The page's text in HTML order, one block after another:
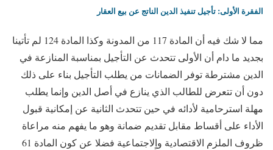
الفقرة الأولى: تأجيل تنفيذ الدين الناتج عن بيع العقار
مما لا شك فيه أن المادة 117 من المدونة وكذا المادة 124 لم تأتينا
بجديد ما دام أن الأولى تتحدث عن التأجيل بمناسبة المنازعة في
الدين مشترطة توفر الضمانات من يطلب التأجيل بناء على ذلك
دون أن تتعرض للطالب الذي ينازع في أصل الدين وإنما يطلب
مهلة استرحامية لأدائه في حين تتحدث الثانية عن إمكانية قبول
الأداء على أقساط مقابل تقديم ضمانة وهو ما يفهم منه مراعاة
ظروف الملزم الاقتصادية واٍلاجتماعية فضلا عن كون المادة 61